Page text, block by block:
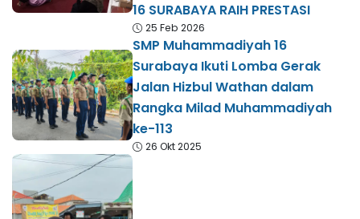
16 SURABAYA RAIH PRESTASI
25 Feb 2026
SMP Muhammadiyah 16
Surabaya Ikuti Lomba Gerak
Jalan Hizbul Wathan dalam
Rangka Milad Muhammadiyah
ke-113
26 Okt 2025